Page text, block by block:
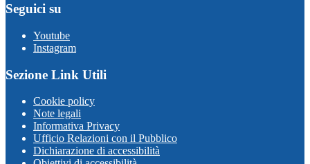
Seguici su
Youtube
Instagram
Sezione Link Utili
Cookie policy
Note legali
Informativa Privacy
Ufficio Relazioni con il Pubblico
Dichiarazione di accessibilità